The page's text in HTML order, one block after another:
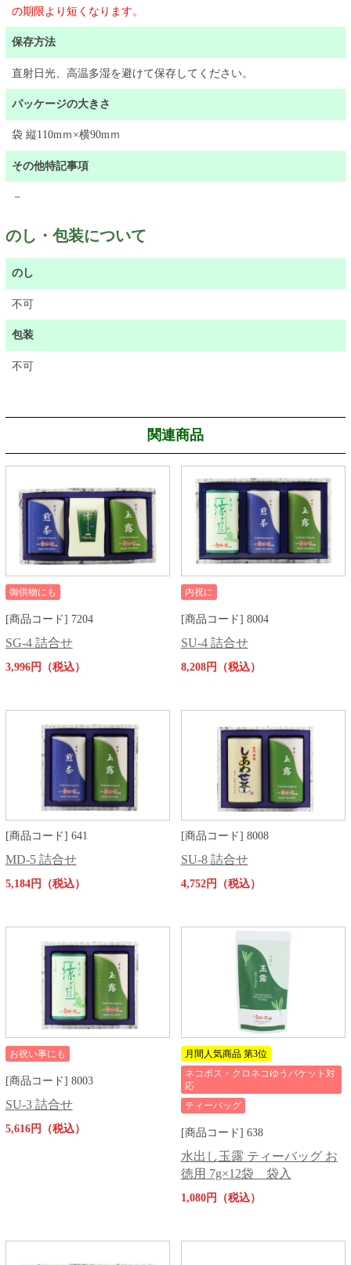
の期限より短くなります。
保存方法
直射日光、高温多湿を避けて保存してください。
パッケージの大きさ
袋 縦110mｍ×横90mｍ
その他特記事項
－
のし・包装について
のし
不可
包装
不可
関連商品
御供物にも
[商品コード] 7204
SG-4 詰合せ
3,996円（税込）
内祝に
[商品コード] 8004
SU-4 詰合せ
8,208円（税込）
[商品コード] 641
MD-5 詰合せ
5,184円（税込）
[商品コード] 8008
SU-8 詰合せ
4,752円（税込）
お祝い事にも
[商品コード] 8003
SU-3 詰合せ
5,616円（税込）
月間人気商品 第3位
ネコポス・クロネコゆうパケット対
応
ティーバッグ
[商品コード] 638
水出し玉露 ティーバッグ お
徳用 7g×12袋 袋入
1,080円（税込）